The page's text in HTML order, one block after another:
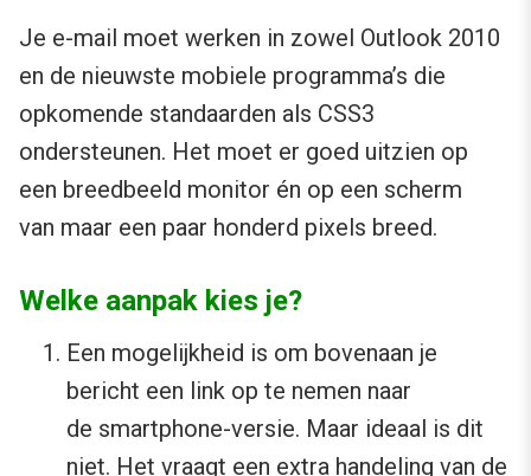
Je e-mail moet werken in zowel Outlook 2010
en de nieuwste mobiele programma’s die
opkomende standaarden als CSS3
ondersteunen. Het moet er goed uitzien op
een breedbeeld monitor én op een scherm
van maar een paar honderd pixels breed.
Welke aanpak kies je?
Een mogelijkheid is om bovenaan je
bericht een link op te nemen naar
de smartphone-versie. Maar ideaal is dit
niet. Het vraagt een extra handeling van de